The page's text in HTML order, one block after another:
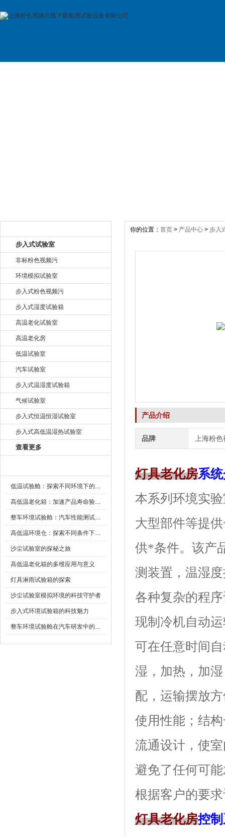
步入式试验室
非标粉色视频污
环境模拟试验室
步入式粉色视频污
步入式湿度试验箱
高温老化试验室
高温老化房
低温试验室
汽车试验室
步入式温湿度试验箱
气候试验室
步入式恒温恒湿试验室
步入式高低温湿热试验室
查看更多
低温试验舱：探索不同环境下的科技边界
高低温老化箱：加速产品寿命验证的可靠伙伴
整车环境试验舱：汽车性能测试的设备
高低温环境仓：探索不同条件下的科学奥秘
沙尘试验室的探秘之旅
高低温老化箱的多维应用与意义
灯具淋雨试验箱的探索
沙尘试验室模拟环境的科技守护者
步入式环境试验箱的科技魅力
整车环境试验舱在汽车研发中的作用
你的位置： 首页 > 产品中心 > 步入
产品介绍
品牌 上海粉
灯具老化房系
本系列环境实验
大型部件等提供
供*条件。
测装置，温
各种复杂的程序设
现制冷机自动运转
可在任意时间自动
湿，加热
配，运输摆放
使用性能；结
流通设计，使室
避免了任何可能
根据客户的要求订
灯具老化房控